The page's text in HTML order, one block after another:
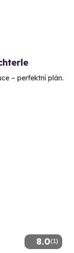
– perfektní plán.
8.0(1)